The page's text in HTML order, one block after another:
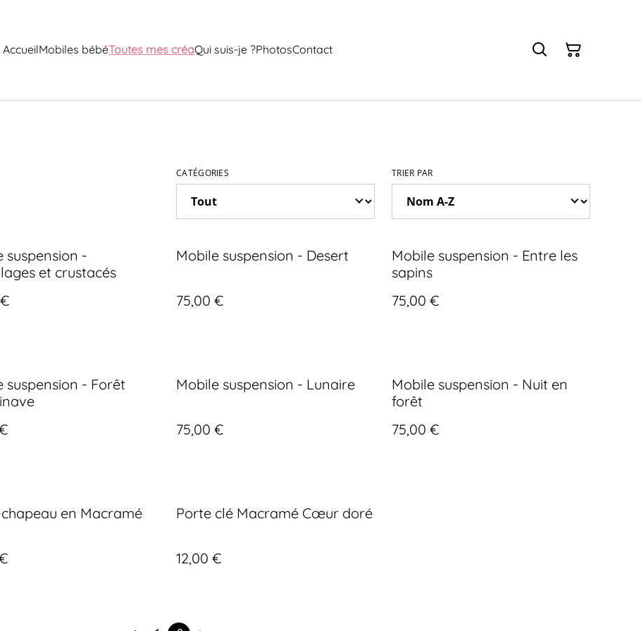
AccueilMobiles bébéToutes mes créaQui suis-je ?PhotosContact
CATÉGORIES TRIER PAR
suspension -
et crustacés
Mobile suspension - Desert
75,00 €
Mobile suspension - Entre les
sapins
75,00 €
suspension - Forêt
Mobile suspension - Lunaire
75,00 €
Mobile suspension - Nuit en
forêt
75,00 €
en Macramé Porte clé Macramé Cœur doré
12,00 €